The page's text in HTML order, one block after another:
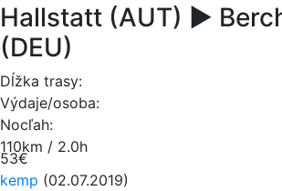
Hallstatt (AUT) ►
(DEU)
Dĺžka trasy:
Výdaje/osoba:
Nocľah:
110km / 2.0h
53€
kemp (02.07.2019)